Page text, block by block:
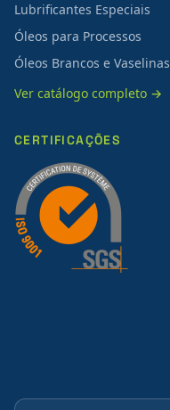
Lubrificantes Especiais
Óleos para Processos
Óleos Brancos e Vaselinas
Ver catálogo completo →
CERTIFICAÇÕES